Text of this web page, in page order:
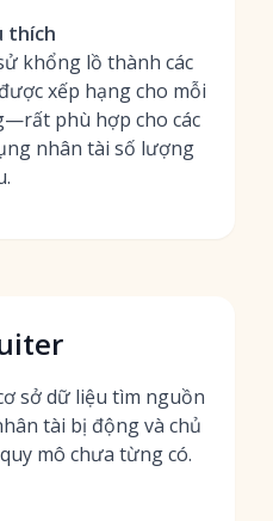
thích
khổng lồ thành các
xếp hạng cho mỗi
phù hợp cho các
nhân tài số lượng
sở dữ liệu tìm nguồn
tài bị động và chủ
mô chưa từng có.